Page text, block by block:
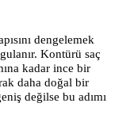
dengelemek
Kontürü saç
kadar ince bir
daha doğal bir
değilse bu adımı